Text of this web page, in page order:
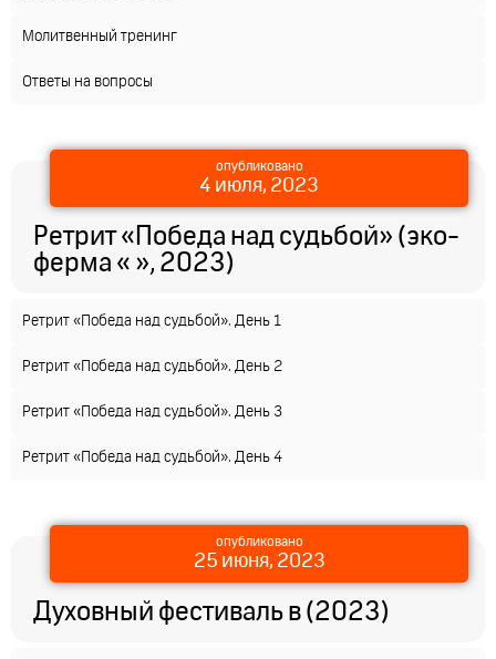
Молитвенный тренинг
Ответы на вопросы
опубликовано
4 июля, 2023
Ретрит «Победа над судьбой» (эко-
ферма « », 2023)
Ретрит «Победа над судьбой». День 1
Ретрит «Победа над судьбой». День 2
Ретрит «Победа над судьбой». День 3
Ретрит «Победа над судьбой». День 4
опубликовано
25 июня, 2023
Духовный фестиваль в (2023)